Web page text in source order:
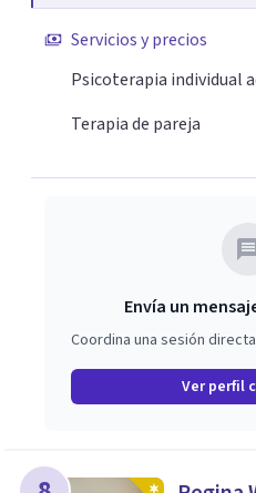
Servicios y precios
Psicoterapia individual
Terapia de pareja
Envía un
Coordina una sesión
Ver perfil